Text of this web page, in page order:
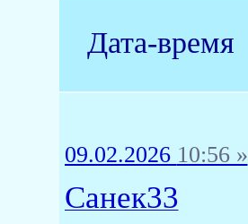
Дата-время
09.02.2026 10:56 »
Санек33